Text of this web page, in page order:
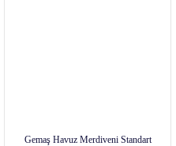
Gemaş Havuz Merdiveni Standart